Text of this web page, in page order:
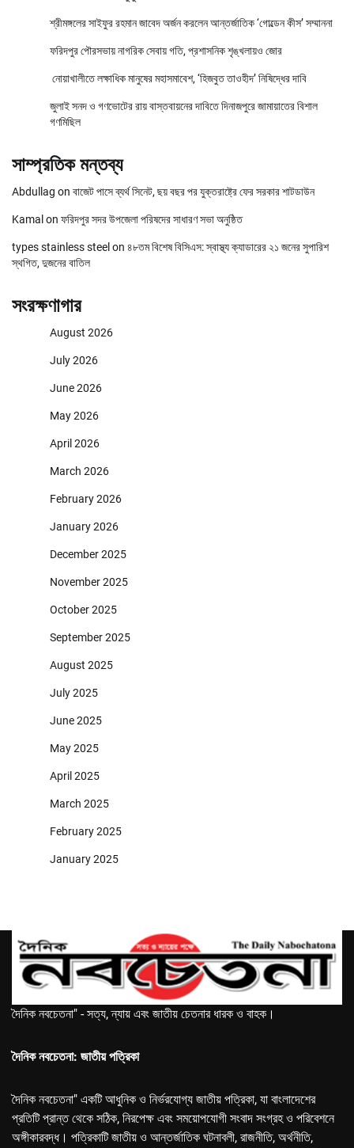
শ্রীমঙ্গলের সাইফুর রহমান জাবেদ অর্জন করলেন আন্তর্জাতিক ‘গোল্ডেন কীস’ সম্মাননা
ফরিদপুর পৌরসভায় নাগরিক সেবায় গতি, প্রশাসনিক শৃঙ্খলায়ও জোর
নোয়াখালীতে লক্ষাধিক মানুষের মহাসমাবেশ, ‘হিজবুত তাওহীদ’ নিষিদ্ধের দাবি
জুলাই সনদ ও গণভোটের রায় বাস্তবায়নের দাবিতে দিনাজপুরে জামায়াতের বিশাল
গণমিছিল
সাম্প্রতিক মন্তব্য
Abdullag on বাজেট পাসে ব্যর্থ সিনেট, ছয় বছর পর যুক্তরাষ্ট্রে ফের সরকার শাটডাউন
Kamal on ফরিদপুর সদর উপজেলা পরিষদের সাধারণ সভা অনুষ্ঠিত
types stainless steel on ৪৮তম বিশেষ বিসিএস: স্বাস্থ্য ক্যাডারের ২১ জনের সুপারিশ
স্থগিত, দুজনের বাতিল
সংরক্ষণাগার
August 2026
July 2026
June 2026
May 2026
April 2026
March 2026
February 2026
January 2026
December 2025
November 2025
October 2025
September 2025
August 2025
July 2025
June 2025
May 2025
April 2025
March 2025
February 2025
January 2025
দৈনিক নবচেতনা" - সত্য, ন্যায় এবং জাতীয় চেতনার ধারক ও বাহক।
দৈনিক নবচেতনা: জাতীয় পত্রিকা
দৈনিক নবচেতনা" একটি আধুনিক ও নির্ভরযোগ্য জাতীয় পত্রিকা, যা বাংলাদেশের
প্রতিটি প্রান্ত থেকে সঠিক, নিরপেক্ষ এবং সময়োপযোগী সংবাদ সংগ্রহ ও পরিবেশনে
অঙ্গীকারবদ্ধ। পত্রিকাটি জাতীয় ও আন্তর্জাতিক ঘটনাবলী, রাজনীতি, অর্থনীতি,